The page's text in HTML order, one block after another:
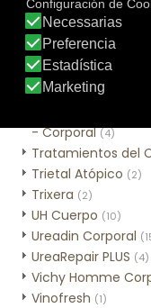
Sweet Lemon (3)
Tar-Plus (2)
Thé des Vignes
Time Control
Tratamiento tópico
- Corporal (4)
Tratamientos del
Trietal Atópico (2)
Trixera (2)
UH Cuerpo (10)
Ureadin Corporal
UreaRepair PLUS (4)
Vichy Homme
Vinofresh (1)